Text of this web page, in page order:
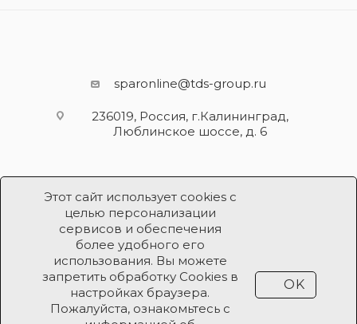
Этот сайт использует cookies с
целью персонализации
сервисов и обеспечения
более удобного его
использования. Вы можете
запретить обработку Cookies в
настройках браузера.
Пожалуйста, ознакомьтесь с
OK
sparonline@tds-group.ru
236019, Россия, г.Калининград,
Люблинское шоссе, д. 6
Разработка и поддержка
Продвижение проекта ООО «Робот Икс»